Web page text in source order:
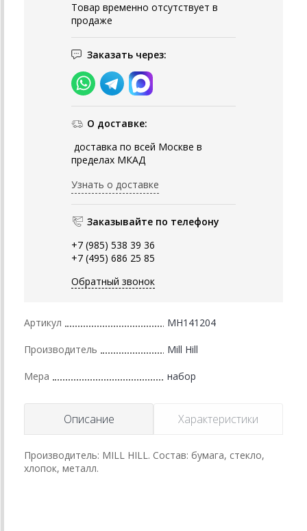
Товар временно отсутствует в
продаже
Заказать через:
О доставке:
доставка по всей Москве в
пределах МКАД
Узнать о доставке
Заказывайте по телефону
+7 (985) 538 39 36
+7 (495) 686 25 85
Обратный звонок
Артикул MH141204
Производитель Mill Hill
Мера набор
Описание Характеристики
Производитель: MILL HILL. Состав: бумага, стекло,
хлопок, металл.